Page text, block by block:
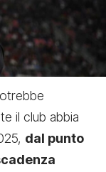
il club abbia
dal punto